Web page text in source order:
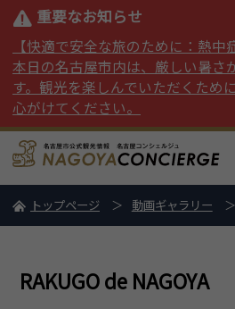
重要なお知らせ
【快適で安全な旅のために：熱中
本日の名古屋市内は、厳しい暑さ
す。観光を楽しんでいただくため
心がけてください。
トップページ 動画ギャラリー
RAKUGO de NAGOYA